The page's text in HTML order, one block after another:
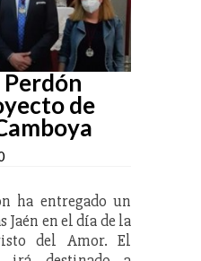
de
ha entregado un
en el día de la
del Amor. El